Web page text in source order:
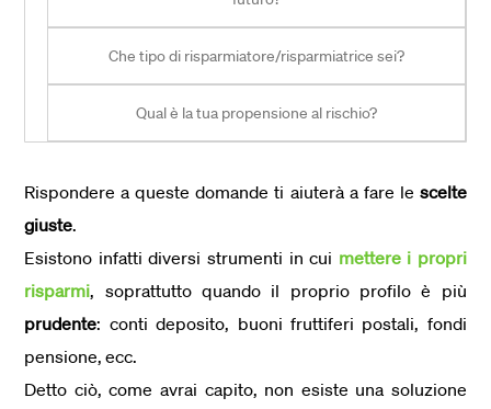
Che tipo di risparmiatore/risparmiatrice sei?
Qual è la tua propensione al rischio?
Rispondere a queste domande ti aiuterà a fare le scelte
giuste.
Esistono infatti diversi strumenti in cui mettere i propri
risparmi, soprattutto quando il proprio profilo è più
prudente: conti deposito, buoni fruttiferi postali, fondi
pensione, ecc.
Detto ciò, come avrai capito, non esiste una soluzione